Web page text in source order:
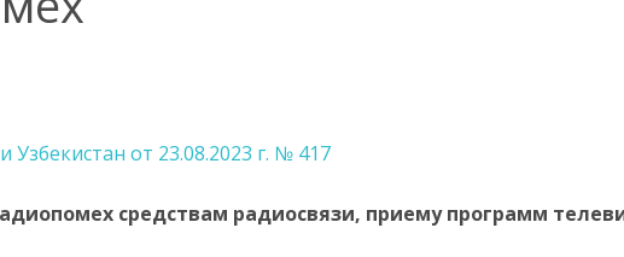
от 23.08.2023 г. № 417
средствам радиосвязи, приему программ